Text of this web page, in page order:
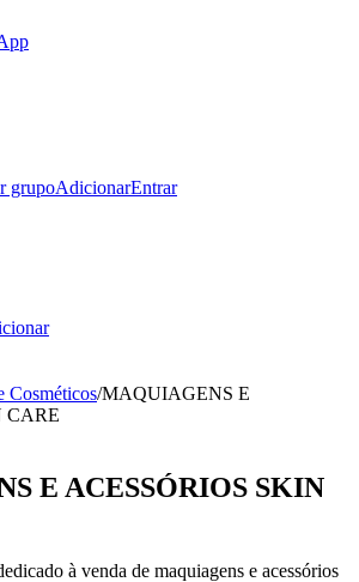
grupoAdicionarEntrar
Cosméticos/MAQUIAGENS E
CARE
E ACESSÓRIOS SKIN
à venda de maquiagens e acessórios